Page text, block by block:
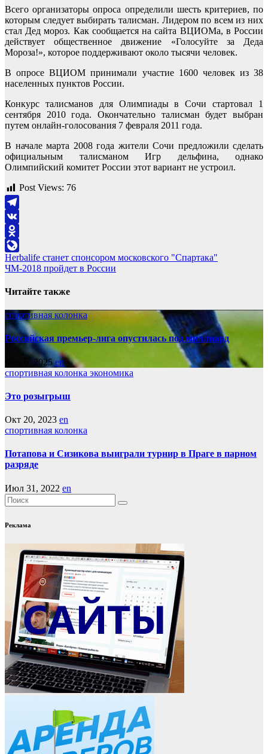
Всего организаторы опроса определили шесть критериев, по
которым следует выбирать талисман. Лидером по всем из них
стал Дед мороз. Как сообщается на сайта ВЦИОМа, в России
действует общественное движение «Голосуйте за Деда
Мороза!», которое поддерживают около тысячи человек.
В опросе ВЦИОМ принимали участие 1600 человек из 38
населенных пунктов России.
Конкурс талисманов для Олимпиады в Сочи стартовал 1
сентября 2010 года. Окончательно талисман будет выбран
путем онлайн-голосования 7 февраля 2011 года.
В начале марта 2008 года жители Сочи предложили сделать
официальным талисманом Игр дельфина, однако
Олимпийский комитет России этот вариант не устроил.
Post Views: 76
Telegram
VK
Odnoklassniki
LiveJournal
Навигация
по
записям
Herbalife станет спонсором московского "Спартака"
ЧМ-2018 пройдет в России
Читайте также
спортивная колонка
Российская премьер-лига опустилась под миллиард
Фев 6, 2025 en
спортивная колонка экономика
Это розыгрыш
Окт 20, 2023 en
спортивная колонка
Потапова и Сизикова выиграли турнир в Праге в парном
разряде
Июл 31, 2022 en
Реклама